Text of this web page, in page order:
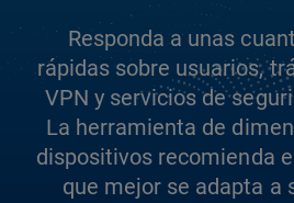
Responda a unas
rápidas sobre usuarios,
VPN y servicios de
La herramienta de
dispositivos recomienda
que mejor se adapta a